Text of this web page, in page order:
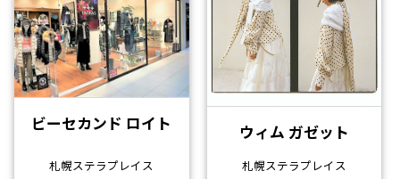
ビーセカンド ロイト
札幌ステラプレイス
ウィム ガゼット
札幌ステラプレイス